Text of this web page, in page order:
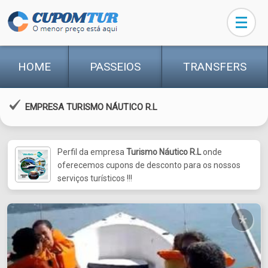
HOME PASSEIOS TRANSFERS
EMPRESA TURISMO NÁUTICO R.L
Perfil da empresa Turismo Náutico R.Londe
oferecemos cupons de desconto para os nossos
serviços turísticos !!!
*